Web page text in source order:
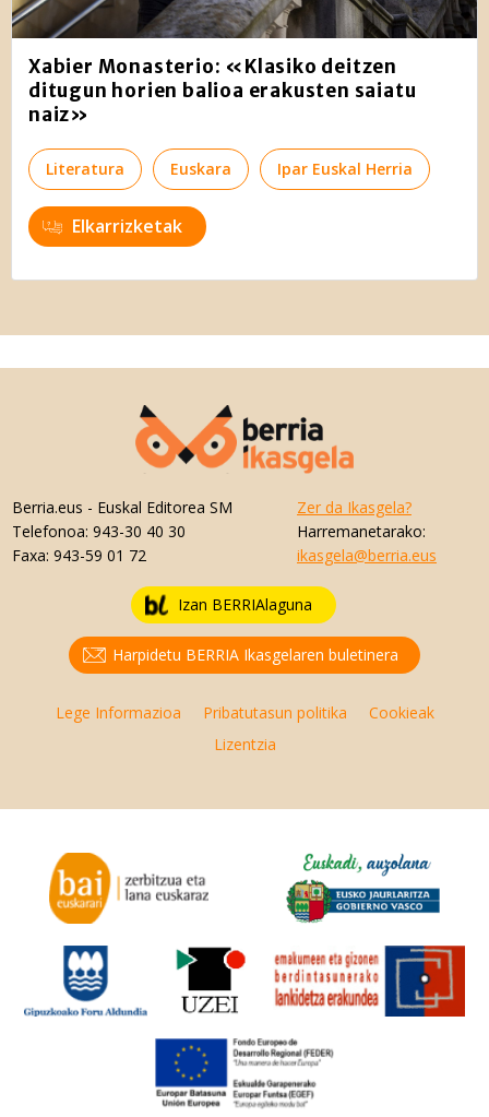
Xabier Monasterio: «Klasiko deitzen
ditugun horien balioa erakusten saiatu
naiz»
Literatura Euskara Ipar Euskal Herria
Elkarrizketak
Berria.eus - Euskal Editorea SM
Telefonoa: 943-30 40 30
Faxa: 943-59 01 72
Zer da Ikasgela?
Harremanetarako:
ikasgela@berria.eus
Izan BERRIAlaguna
Harpidetu BERRIA Ikasgelaren buletinera
Lege Informazioa Pribatutasun politika
Cookieak
Lizentzia